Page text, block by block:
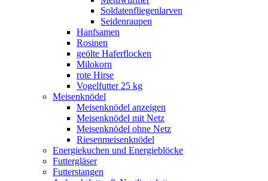
Soldatenfliegenlarven
Seidenraupen
Hanfsamen
Rosinen
geölte Haferflocken
Milokorn
rote Hirse
Vogelfutter 25 kg
Meisenknödel
Meisenknödel anzeigen
Meisenknödel mit Netz
Meisenknödel ohne Netz
Riesenmeisenknödel
Energiekuchen und Energieblöcke
Futtergläser
Futterstangen